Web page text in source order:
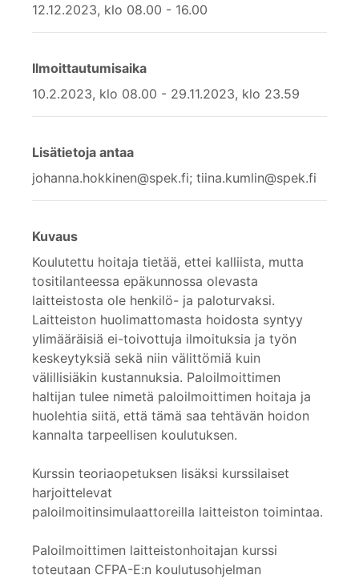
12.12.2023, klo 08.00 - 16.00
Ilmoittautumisaika
10.2.2023, klo 08.00 - 29.11.2023, klo 23.59
Lisätietoja antaa
johanna.hokkinen@spek.fi; tiina.kumlin@spek.fi
Kuvaus
Koulutettu hoitaja tietää, ettei kalliista, mutta
tositilanteessa epäkunnossa olevasta
laitteistosta ole henkilö- ja paloturvaksi.
Laitteiston huolimattomasta hoidosta syntyy
ylimääräisiä ei-toivottuja ilmoituksia ja työn
keskeytyksiä sekä niin välittömiä kuin
välillisiäkin kustannuksia. Paloilmoittimen
haltijan tulee nimetä paloilmoittimen hoitaja ja
huolehtia siitä, että tämä saa tehtävän hoidon
kannalta tarpeellisen koulutuksen.
Kurssin teoriaopetuksen lisäksi kurssilaiset
harjoittelevat
paloilmoitinsimulaattoreilla laitteiston toimintaa.
Paloilmoittimen laitteistonhoitajan kurssi
toteutaan CFPA-E:n koulutusohjelman